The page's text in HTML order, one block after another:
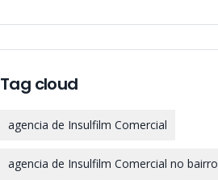
Tag cloud
agencia de Insulfilm Comercial
agencia de Insulfilm Comercial no bairro